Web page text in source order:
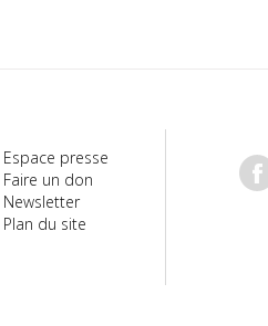
Espace presse
Faire un don
Newsletter
Plan du site